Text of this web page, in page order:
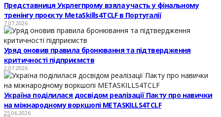
Представниця Укрлегпрому взяла участь у фінальному
тренінгу проєкту MetaSkills4TCLF в Португалії
7.07.2026
Уряд оновив правила бронювання та підтвердження
критичності підприємств
2.07.2026
Україна поділилася досвідом реалізації Пакту про навички
на міжнародному воркшопі METASKILLS4TCLF
25.06.2026